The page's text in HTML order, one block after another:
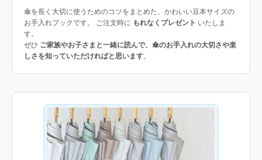
傘を長く大切に使うためのコツをまとめた、かわいい豆本サイズの
お手入れブックです。 ご注文時に もれなくプレゼント いたしま
す。
ぜひ ご家族やお子さまと一緒に読んで、傘のお手入れの大切さや楽
しさを知っていただければと思います。